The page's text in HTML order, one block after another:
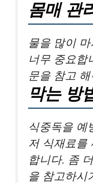
몸매 관
물을 많이
너무 중요합
문을 참고
막는 방
식중독을 예
저 식재료를
합니다. 좀
을 참고하시